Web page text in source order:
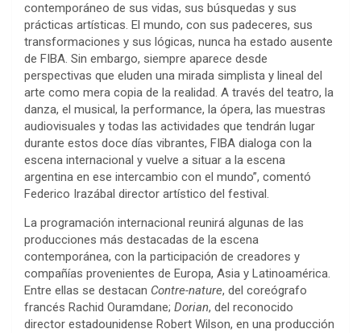
contemporáneo de sus vidas, sus búsquedas y sus
prácticas artísticas. El mundo, con sus padeceres, sus
transformaciones y sus lógicas, nunca ha estado ausente
de FIBA. Sin embargo, siempre aparece desde
perspectivas que eluden una mirada simplista y lineal del
arte como mera copia de la realidad. A través del teatro, la
danza, el musical, la performance, la ópera, las muestras
audiovisuales y todas las actividades que tendrán lugar
durante estos doce días vibrantes, FIBA dialoga con la
escena internacional y vuelve a situar a la escena
argentina en ese intercambio con el mundo”, comentó
Federico Irazábal director artístico del festival.
La programación internacional reunirá algunas de las
producciones más destacadas de la escena
contemporánea, con la participación de creadores y
compañías provenientes de Europa, Asia y Latinoamérica.
Entre ellas se destacan Contre-nature, del coreógrafo
francés Rachid Ouramdane; Dorian, del reconocido
director estadounidense Robert Wilson, en una producción